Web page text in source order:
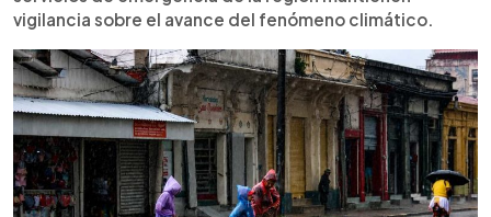
vigilancia sobre el avance del fenómeno climático.